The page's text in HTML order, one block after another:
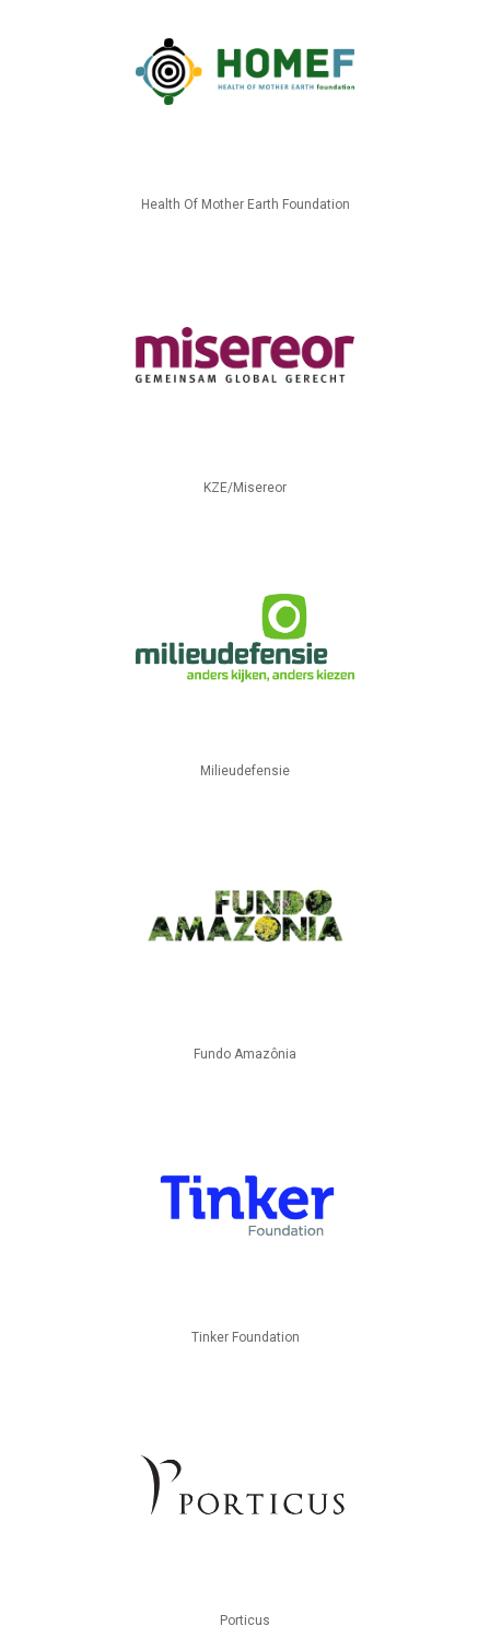
Health Of Mother Earth Foundation
KZE/Misereor
Milieudefensie
Fundo Amazônia
Tinker Foundation
Porticus